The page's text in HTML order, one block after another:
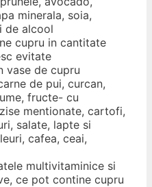
minerala, soia,
de alcool
cupru in cantitate
evitate
vase de cupru
de pui, curcan,
fructe- cu
mentionate, cartofi,
salate, lapte si
cafea, ceai,
multivitaminice si
ce pot contine cupru